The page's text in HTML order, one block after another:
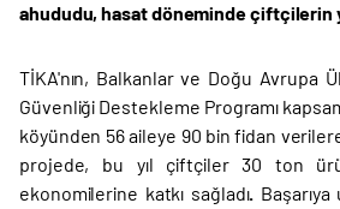
ahududu, hasat döneminde çiftçilerin
TİKA'nın, Balkanlar ve Doğu Avrupa
Güvenliği Destekleme Programı
köyünden 56 aileye 90 bin fidan
projede, bu yıl çiftçiler 30 ton
ekonomilerine katkı sağladı.